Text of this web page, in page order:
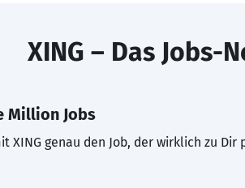
XING – Das Jobs-
Million Jobs
XING genau den Job, der wirklich zu Dir